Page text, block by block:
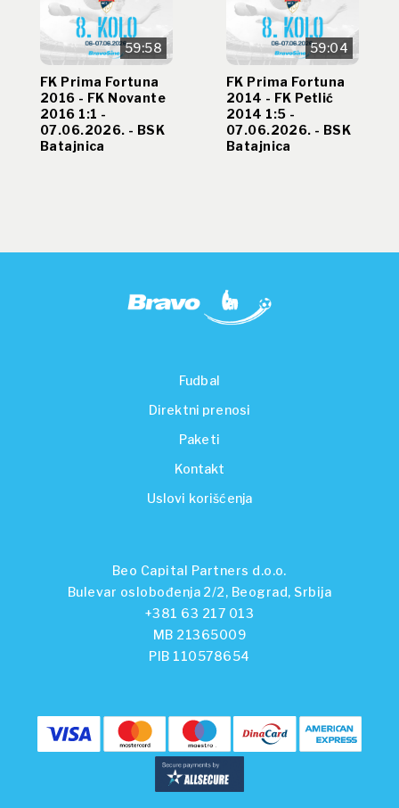
59:58
FK Prima Fortuna
2016 - FK Novante
2016 1:1 -
07.06.2026. - BSK
Batajnica
59:04
FK Prima Fortuna
2014 - FK Petlić
2014 1:5 -
07.06.2026. - BSK
Batajnica
Fudbal
Direktni prenosi
Paketi
Kontakt
Uslovi korišćenja
Beo Capital Partners d.o.o.
Bulevar oslobođenja 2/2, Beograd, Srbija
+381 63 217 013
MB 21365009
PIB 110578654